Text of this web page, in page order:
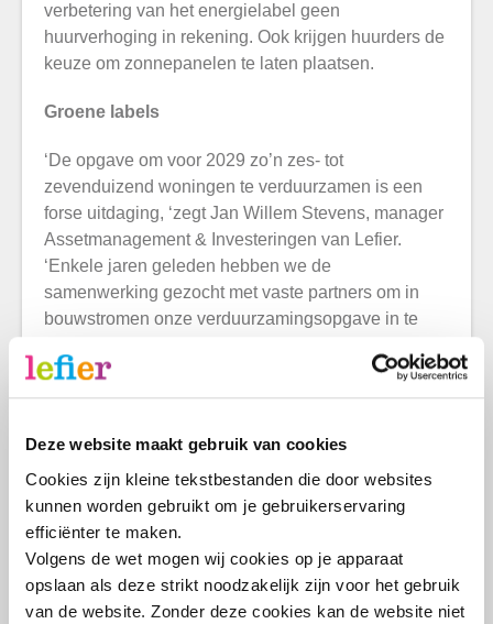
Deze website maakt gebruik van cookies
Cookies zijn kleine tekstbestanden die door websites
kunnen worden gebruikt om je gebruikerservaring
efficiënter te maken.
Volgens de wet mogen wij cookies op je apparaat
opslaan als deze strikt noodzakelijk zijn voor het gebruik
van de website. Zonder deze cookies kan de website niet
verbetering van het energielabel geen
huurverhoging in rekening. Ook krijgen huurders de
keuze om zonnepanelen te laten plaatsen.
Groene labels
‘De opgave om voor 2029 zo’n zes- tot
zevenduizend woningen te verduurzamen is een
forse uitdaging, ‘zegt Jan Willem Stevens, manager
Assetmanagement & Investeringen van Lefier.
‘Enkele jaren geleden hebben we de
samenwerking gezocht met vaste partners om in
bouwstromen onze verduurzamingsopgave in te
woningen per jaar en doordat het proces nu goed
loopt kunnen we met deze partners nu opschalen
doen zonder goede afspraken. De vier
bouwbedrijven waar we vandaag ons contract mee
verlengen committeren zich met ons aan een
bouwstroom om dit te realiseren. Gezamenlijk
maken we een planning om de komende vier jaar
ons doel te bereiken: er gelden enkele
uitzonderingen op de wettelijke verplichting voor de